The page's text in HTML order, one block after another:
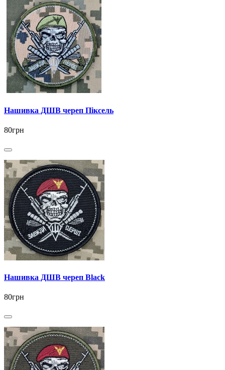
Нашивка ДШВ череп Піксель
80грн
Нашивка ДШВ череп Black
80грн